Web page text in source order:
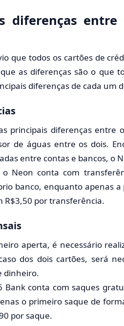
diferenças
que todos os cartões de
as diferenças são o que
diferenças de cada um
principais diferenças
de águas entre os dois.
entre contas e bancos, o
o Neon conta com
banco, enquanto apenas
R$3,50 por transferência.
aperta, é necessário
dos dois cartões, será
dinheiro.
Bank conta com saques
o primeiro saque de
por saque.